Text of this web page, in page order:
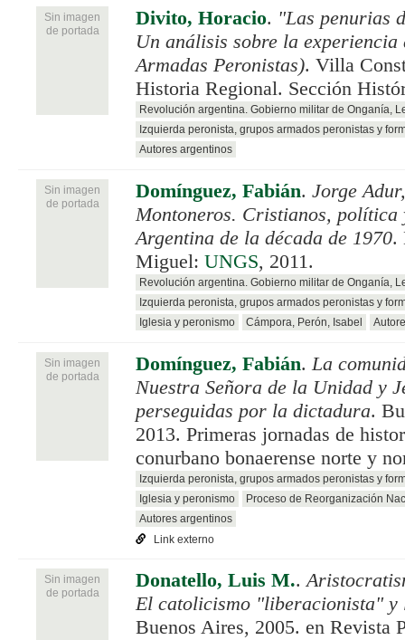
Sin imagen
de portada
Divito, Horacio. "Las penurias
Un análisis sobre la experiencia
Armadas Peronistas). Villa
Historia Regional. Sección
Revolución argentina. Gobierno militar de Onganía,
Izquierda peronista, grupos armados peronistas y
Autores argentinos
Sin imagen
de portada
Domínguez, Fabián. Jorge
Montoneros. Cristianos, política
Argentina de la década de 1970.
Miguel: UNGS, 2011.
Revolución argentina. Gobierno militar de Onganía,
Izquierda peronista, grupos armados peronistas y
Iglesia y peronismo
Cámpora, Perón, Isabel
Sin imagen
de portada
Domínguez, Fabián. La
Nuestra Señora de la Unidad y
perseguidas por la dictadura.
2013. Primeras jornadas de
conurbano bonaerense norte y
Izquierda peronista, grupos armados peronistas y
Iglesia y peronismo
Proceso de Reorganización
Autores argentinos
Link externo
Sin imagen
de portada
Donatello, Luis M..
El catolicismo "liberacionista" y
Buenos Aires, 2005. en Revista